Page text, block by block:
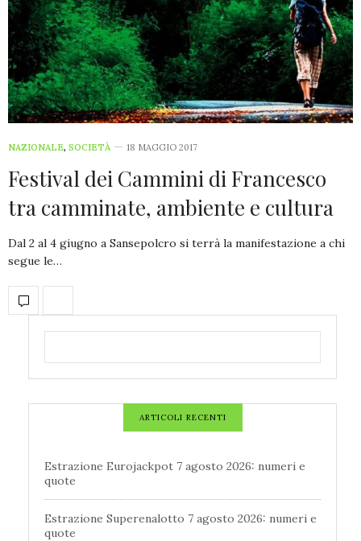
NAZIONALE, SOCIETÀ 18 MAGGIO 2017
Festival dei Cammini di Francesco
tra camminate, ambiente e cultura
Dal 2 al 4 giugno a Sansepolcro si terrà la manifestazione a chi
segue le…
ARTICOLI RECENTI
Estrazione Eurojackpot 7 agosto 2026: numeri e
quote
Estrazione Superenalotto 7 agosto 2026: numeri e
quote